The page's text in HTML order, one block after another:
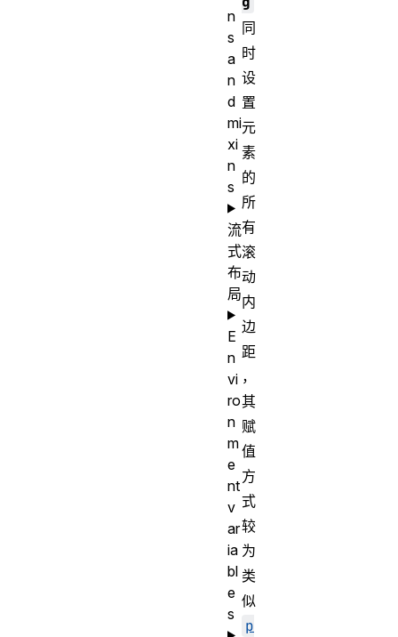
同
时
设
置
元
素
的
所
有
滚
动
内
边
距
，
其
赋
值
方
式
较
为
类
似
p
n
s
a
n
d
mi
xi
n
s
流
式
布
局
E
n
vi
ro
n
m
e
nt
v
ar
ia
bl
e
s